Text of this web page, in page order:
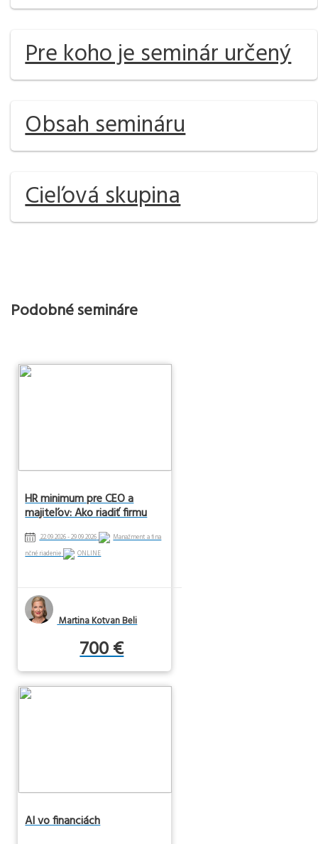
Pre koho je seminár určený
Obsah semináru
Cieľová skupina
Podobné semináre
HR minimum pre CEO a
majiteľov: Ako riadiť firmu
22.09.2026 - 29.09.2026
Manažment a fina
nčné riadenie
ONLINE
Martina Kotvan Beli
700 €
AI vo financiách